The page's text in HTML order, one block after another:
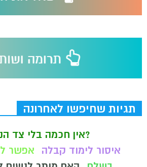
תגיות שחיפשו לאחרונה
?אין חכמה בלי צד
איסור לימוד קבלה
אפשר